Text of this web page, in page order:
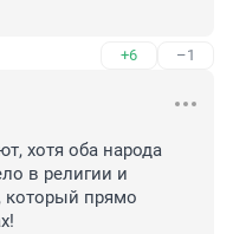
+6 –1
хотя оба народа
в религии и
который прямо